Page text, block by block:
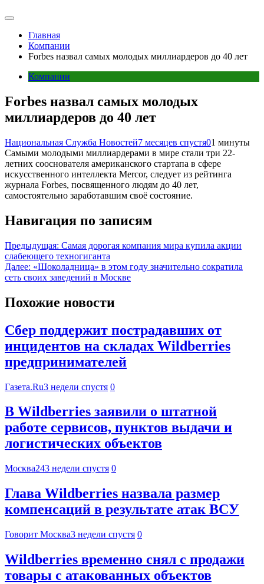
Главная
Компании
Forbes назвал самых молодых миллиардеров до 40 лет
Компании
Forbes назвал самых молодых
миллиардеров до 40 лет
Национальная Служба Новостей7 месяцев спустя01 минуты
Самыми молодыми миллиардерами в мире стали три 22-
летних сооснователя американского стартапа в сфере
искусственного интеллекта Mercor, следует из рейтинга
журнала Forbes, посвященного людям до 40 лет,
самостоятельно заработавшим своё состояние.
Навигация по записям
Предыдущая: Самая дорогая компания мира купила акции
слабеющего техногиганта
Далее: «Шоколадница» в этом году значительно сократила
сеть своих заведений в Москве
Похожие новости
Сбер поддержит пострадавших от
инцидентов на складах Wildberries
предпринимателей
Газета.Ru3 недели спустя 0
В Wildberries заявили о штатной
работе сервисов, пунктов выдачи и
логистических объектов
Москва243 недели спустя 0
Глава Wildberries назвала размер
компенсаций в результате атак ВСУ
Говорит Москва3 недели спустя 0
Wildberries временно снял с продажи
товары с атакованных объектов